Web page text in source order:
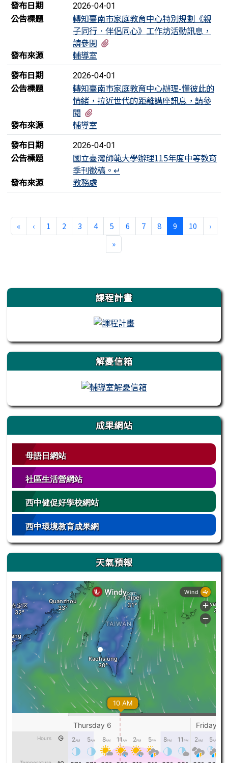
發布日期 2026-04-01
公告標題
轉知臺南市家庭教育中心特別規劃《親
子同行．伴侶同心》工作坊活動訊息，
請參閱
發布來源
輔導室
發布日期
2026-04-01
公告標題
轉知臺南市家庭教育中心辦理-懂彼此的
情緒，拉近世代的距離講座訊息，請參
閱
發布來源
輔導室
發布日期
2026-04-01
公告標題
國立臺灣師範大學辦理115年度中等教育
季刊徵稿。↵
發布來源
教務處
«第一頁
‹上一頁
1 2 3 4 5 6 7 8 9 (目前頁次)
10 ›下一
»最後頁
左邊區域內容 課程計畫
解憂信箱
成果網站
母語日網站
社區生活營網站
西中健促好學校網站
西中環境教育成果網
天氣預報